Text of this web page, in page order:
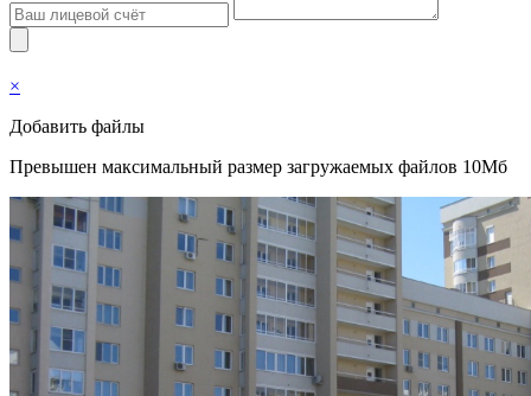
×
Добавить файлы
Превышен максимальный размер загружаемых файлов 10Мб